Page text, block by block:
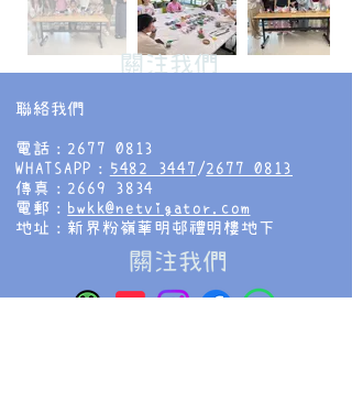
​關注我們
聯絡我們
電話：2677 0813
WHATSAPP： 5482 3447 /2677 0813
傳真：2669 3834
電郵： bwkk@netvigator.com
地址：新界粉嶺華明邨禮明樓地下
​關注我們